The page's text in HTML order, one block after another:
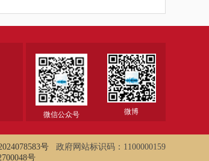
微信公众号 微博
号
政府网站标识码：1100000159
号